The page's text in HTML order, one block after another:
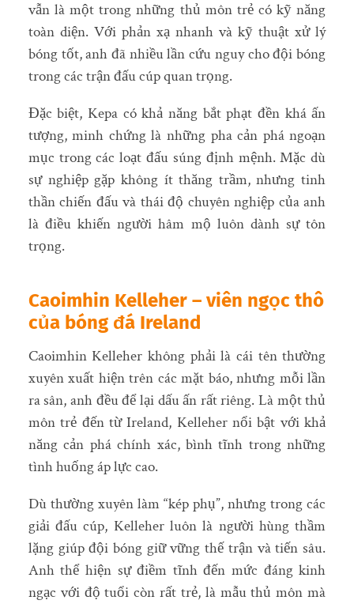
vẫn là một trong những thủ môn trẻ có kỹ năng
toàn diện. Với phản xạ nhanh và kỹ thuật xử lý
bóng tốt, anh đã nhiều lần cứu nguy cho đội bóng
trong các trận đấu cúp quan trọng.
Đặc biệt, Kepa có khả năng bắt phạt đền khá ấn
tượng, minh chứng là những pha cản phá ngoạn
mục trong các loạt đấu súng định mệnh. Mặc dù
sự nghiệp gặp không ít thăng trầm, nhưng tinh
thần chiến đấu và thái độ chuyên nghiệp của anh
là điều khiến người hâm mộ luôn dành sự tôn
trọng.
Caoimhin Kelleher – viên ngọc thô
của bóng đá Ireland
Caoimhin Kelleher không phải là cái tên thường
xuyên xuất hiện trên các mặt báo, nhưng mỗi lần
ra sân, anh đều để lại dấu ấn rất riêng. Là một thủ
môn trẻ đến từ Ireland, Kelleher nổi bật với khả
năng cản phá chính xác, bình tĩnh trong những
tình huống áp lực cao.
Dù thường xuyên làm “kép phụ”, nhưng trong các
giải đấu cúp, Kelleher luôn là người hùng thầm
lặng giúp đội bóng giữ vững thế trận và tiến sâu.
Anh thể hiện sự điềm tĩnh đến mức đáng kinh
ngạc với độ tuổi còn rất trẻ, là mẫu thủ môn mà